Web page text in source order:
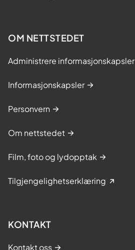
OM NETTSTEDET
Administrere informasjonskapsler
Informasjonskapsler
Personvern
Om nettstedet
Film, foto og lydopptak
Tilgjengelighetserklæring
KONTAKT
Kontakt oss